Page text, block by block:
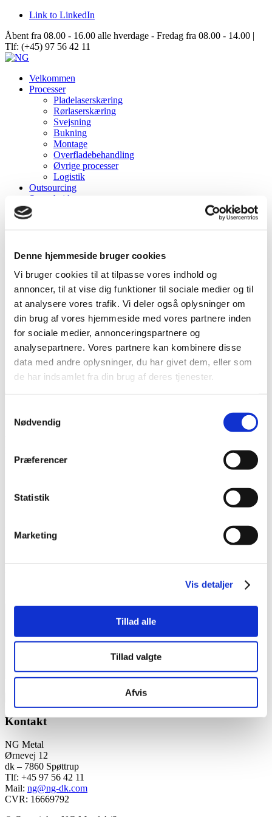
Denne hjemmeside bruger cookies
Vi bruger cookies til at tilpasse vores indhold og
annoncer, til at vise dig funktioner til sociale medier og til
at analysere vores trafik. Vi deler også oplysninger om
din brug af vores hjemmeside med vores partnere inden
for sociale medier, annonceringspartnere og
analysepartnere. Vores partnere kan kombinere disse
data med andre oplysninger, du har givet dem, eller som
de har indsamlet fra din brug af deres tjenester.
Nødvendig
Præferencer
Statistik
Marketing
Vis detaljer
Tillad alle
Tillad valgte
Afvis
Link to LinkedIn
Åbent fra 08.00 - 16.00 alle hverdage - Fredag fra 08.00 - 14.00 |
Tlf: (+45) 97 56 42 11
Velkommen
Processer
Pladelaserskæring
Rørlaserskæring
Svejsning
Bukning
Montage
Overfladebehandling
Øvrige processer
Logistik
Outsourcing
Samarbejde
Data Center Solutions
Aisle Containment
Om NG
Virksomhedsinformation
Karriere hos os
Salg & Leveringsbetingelser
Kontakt
Kontakt os
Team NG
Menu Menu
0 replies
Skriv en kommentar
Din e-mailadresse vil ikke blive publiceret.
Krævede felter er
Navn *
Kontakt
NG Metal
Ørnevej 12
dk – 7860 Spøttrup
Tlf: +45 97 56 42 11
Mail: ng@ng-dk.com
CVR: 16669792